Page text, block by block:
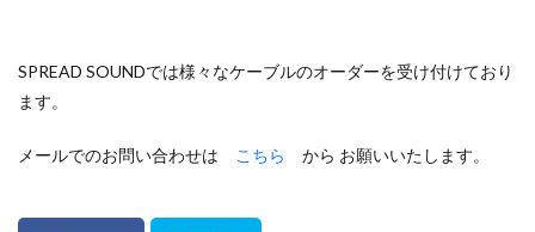
SPREAD SOUNDでは様々なケーブルのオーダーを受け付けており
ます。
メールでのお問い合わせは こちら から お願いいたします。